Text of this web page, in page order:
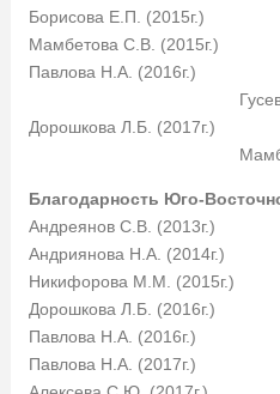
Борисова Е.П. (2015г.)
Мамбетова С.В. (2015г.)
Павлова
Гусева Л.С.
Дорошкова
Мамбетова
Благодарность Юго-
Андреянов С.В. (2013г.)
Андриянова Н.А. (2014г.)
Никифорова М.М. (2015г.)
Дорошкова Л.Б. (2016г.)
Павлова Н.А. (2016г.)
Павлова Н.А. (2017г.)